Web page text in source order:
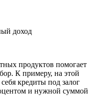
доход
продуктов помогает
К примеру, на этой
кредиты под залог
и нужной суммой